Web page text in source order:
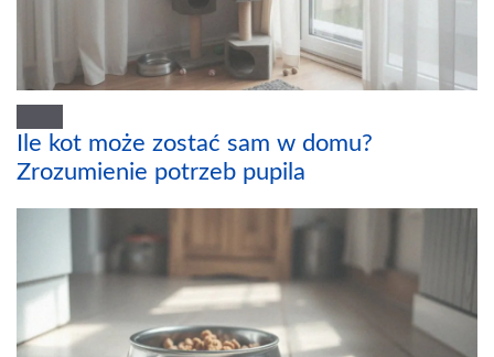
Ile kot może zostać sam w domu?
Zrozumienie potrzeb pupila